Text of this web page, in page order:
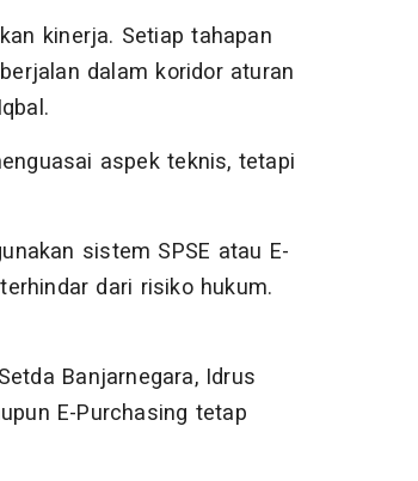
kinerja. Setiap tahapan
dalam koridor aturan
aspek teknis, tetapi
sistem SPSE atau E-
dari risiko hukum.
Banjarnegara, Idrus
E-Purchasing tetap